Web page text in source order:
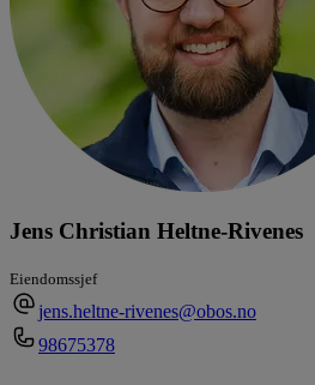
Jens Christian Heltne-Rivenes
Eiendomssjef
jens.heltne-rivenes@obos.no
98675378